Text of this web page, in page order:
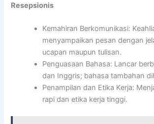
Resepsionis
Kemahiran Berkomunikasi:
menyampaikan pesan dengan
ucapan maupun tulisan.
Penguasaan Bahasa: Lancar
dan Inggris; bahasa tambahan
Penampilan dan Etika Kerja:
rapi dan etika kerja tinggi.